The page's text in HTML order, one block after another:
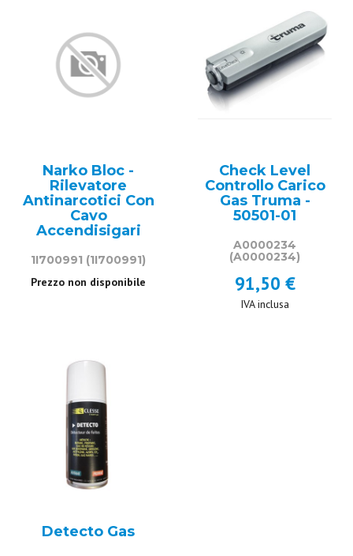
Narko Bloc -
Rilevatore
Antinarcotici Con
Cavo
Accendisigari
1I700991 (1I700991)
Prezzo non disponibile
Check Level
Controllo Carico
Gas Truma -
50501-01
A0000234
(A0000234)
91,50 €
IVA inclusa
Detecto Gas